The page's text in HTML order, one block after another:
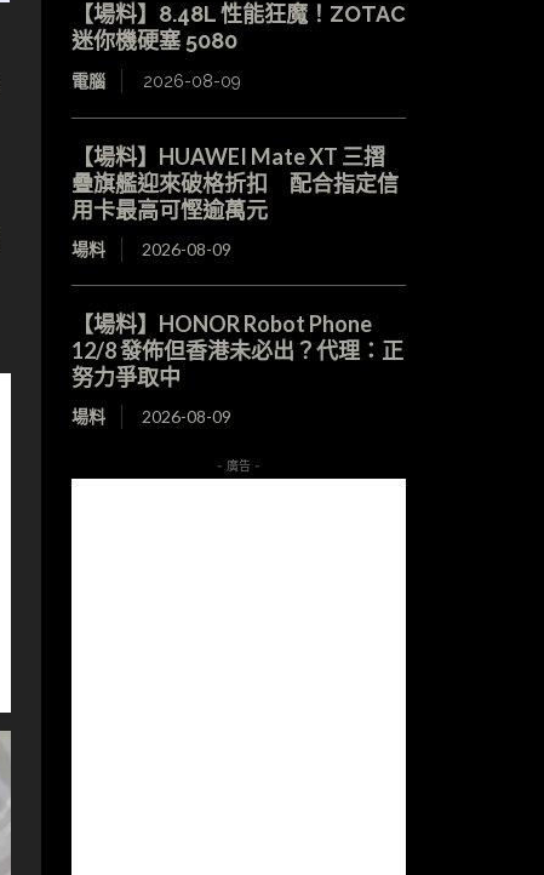
【場料】8.48L 性能狂魔！ZOTAC
迷你機硬塞 5080
電腦 2026-08-09
【場料】HUAWEI Mate XT 三摺
疊旗艦迎來破格折扣 配合指定信
用卡最高可慳逾萬元
場料 2026-08-09
【場料】HONOR Robot Phone
12/8 發佈但香港未必出？代理：正
努力爭取中
場料 2026-08-09
- 廣告 -